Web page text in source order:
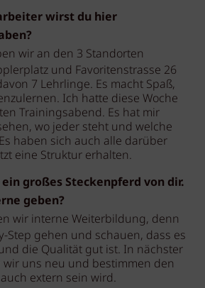
wirst du hier
wir an den 3 Standorten
und Favoritenstrasse 26
7 Lehrlinge. Es macht Spaß,
Ich hatte diese Woche
Trainingsabend. Es hat mir
wo jeder steht und welche
haben sich auch alle darüber
eine Struktur erhalten.
großes Steckenpferd von dir.
geben?
wir interne Weiterbildung, denn
Step gehen und schauen, dass es
die Qualität gut ist. In nächster
uns neu und bestimmen den
extern sein wird.